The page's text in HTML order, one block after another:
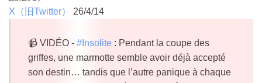
X（旧Twitter）
26/4/14
📹 VIDÉO - #Insolite: Pendant la coupe des
griffes, une marmotte semble avoir déjà accepté
son destin… tandis que l’autre panique à chaque